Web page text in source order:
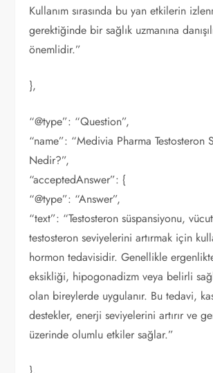
Kullanım sırasında bu yan etkilerin
gerektiğinde bir sağlık uzmanına
önemlidir.”
},
“@type”: “Question”,
“name”: “Medivia Pharma Testosteron
Nedir?”,
“acceptedAnswer”: {
“@type”: “Answer”,
“text”: “Testosteron süspansiyonu,
testosteron seviyelerini artırmak için
hormon tedavisidir. Genellikle
eksikliği, hipogonadizm veya belirli
olan bireylerde uygulanır. Bu tedavi,
destekler, enerji seviyelerini artırır ve
üzerinde olumlu etkiler sağlar.”